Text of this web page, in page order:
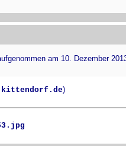
am 10. Dezember
kittendorf.de)